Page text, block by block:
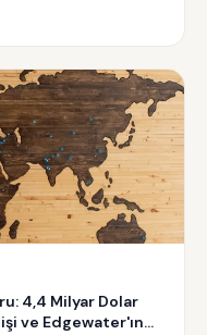
4,4 Milyar Dolar
ve Edgewater'ın